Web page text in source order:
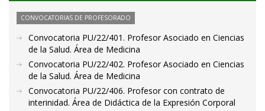
CONVOCATORIAS DE PROFESORADO
Convocatoria PU/22/401. Profesor Asociado en Ciencias
de la Salud. Área de Medicina
Convocatoria PU/22/402. Profesor Asociado en Ciencias
de la Salud. Área de Medicina
Convocatoria PU/22/406. Profesor con contrato de
interinidad. Área de Didáctica de la Expresión Corporal